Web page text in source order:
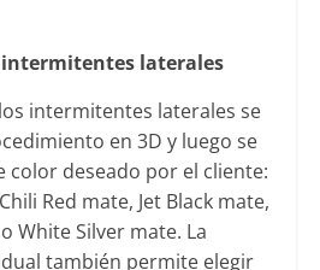
laterales
intermitentes laterales se
en 3D y luego se
color deseado por el cliente:
Red mate, Jet Black mate,
White Silver mate. La
también permite elegir